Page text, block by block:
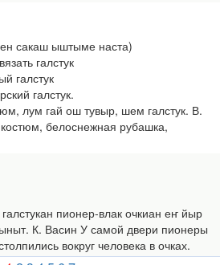
сакаш ыштыме наста)
галстук
галстук
галстук.
лум гай ош тувыр, шем галстук. В.
белоснежная рубашка,
пионер-влак очкиан еҥ йыр
К. Васин У самой двери пионеры
вокруг человека в очках.